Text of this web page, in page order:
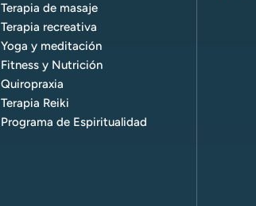
Terapia de masaje
Terapia recreativa
Yoga y meditación
Fitness y Nutrición
Quiropraxia
Terapia Reiki
Programa de Espiritualidad